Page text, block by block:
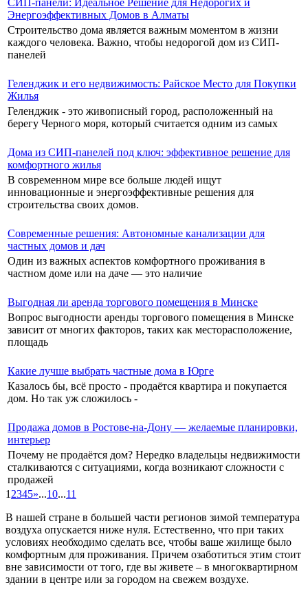
СИП-панели: Идеальное Решение для Недорогих и
Энергоэффективных Домов в Алматы
Строительство дома является важным моментом в жизни
каждого человека. Важно, чтобы недорогой дом из СИП-
панелей
Геленджик и его недвижимость: Райское Место для Покупки
Жилья
Геленджик - это живописный город, расположенный на
берегу Черного моря, который считается одним из самых
Дома из СИП-панелей под ключ: эффективное решение для
комфортного жилья
В современном мире все больше людей ищут
инновационные и энергоэффективные решения для
строительства своих домов.
Современные решения: Автономные канализации для
частных домов и дач
Один из важных аспектов комфортного проживания в
частном доме или на даче — это наличие
Выгодная ли аренда торгового помещения в Минске
Вопрос выгодности аренды торгового помещения в Минске
зависит от многих факторов, таких как месторасположение,
площадь
Какие лучше выбрать частные дома в Юрге
Казалось бы, всё просто - продаётся квартира и покупается
дом. Но так уж сложилось -
Продажа домов в Ростове-на-Дону — желаемые планировки,
интерьер
Почему не продаётся дом? Нередко владельцы недвижимости
сталкиваются с ситуациями, когда возникают сложности с
продажей
1 2345»...10...11
В нашей стране в большей части регионов зимой температура
воздуха опускается ниже нуля. Естественно, что при таких
условиях необходимо сделать все, чтобы ваше жилище было
комфортным для проживания. Причем озаботиться этим стоит
вне зависимости от того, где вы живете – в многоквартирном
здании в центре или за городом на свежем воздухе.